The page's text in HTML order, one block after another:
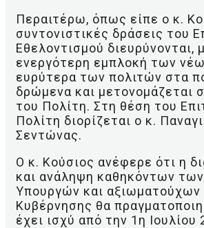
Περαιτέρω, όπως είπε ο κ.
συντονιστικές δράσεις του
Εθελοντισμού διευρύνονται,
ενεργότερη εμπλοκή των
ευρύτερα των πολιτών στα
δρώμενα και μετονομάζεται
του Πολίτη. Στη θέση του
Πολίτη διορίζεται ο κ.
Σεντώνας.
Ο κ. Κούσιος ανέφερε ότι η
και ανάληψη καθηκόντων
Υπουργών και αξιωματούχων
Κυβέρνησης θα
έχει ισχύ από την 1η Ιουλίου